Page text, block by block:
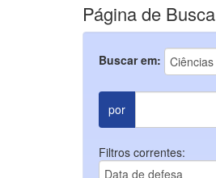
Página de Busca
Buscar em:
por
Filtros correntes: